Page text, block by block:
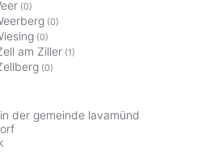
(0)
(0)
(0)
am Ziller (1)
(0)
der gemeinde lavamünd